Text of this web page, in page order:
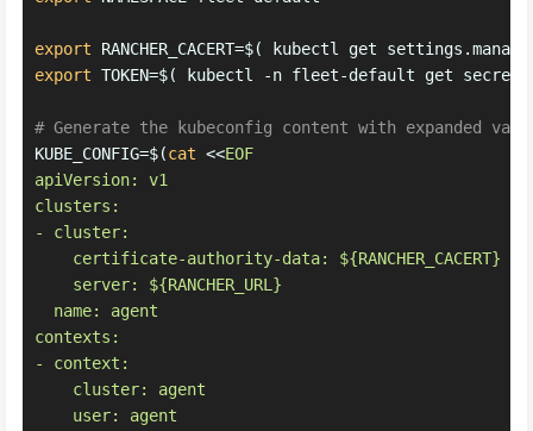
export RANCHER_CACERT=$( kubectl get
export TOKEN=$( kubectl -n fleet-default get
# Generate the kubeconfig content with expanded
KUBE_CONFIG=$(cat <<EOF
apiVersion: v1
clusters:
- cluster:
    certificate-authority-data: ${RANCHER_CACERT}
    server: ${RANCHER_URL}
  name: agent
contexts:
- context:
    cluster: agent
    user: agent